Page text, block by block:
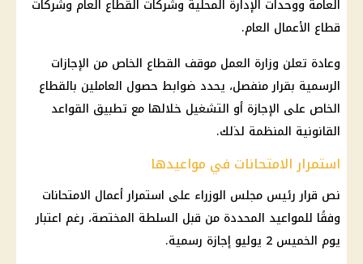
العامة ووحدات الإدارة المحلية وشركات القطاع العام وشركات
قطاع الأعمال العام.
وعادة تعلن وزارة العمل موقف القطاع الخاص من الإجازات
الرسمية بقرار منفصل، يحدد ضوابط حصول العاملين بالقطاع
الخاص على الإجازة أو التشغيل خلالها مع تطبيق القواعد
القانونية المنظمة لذلك.
استمرار الامتحانات في مواعيدها
نص قرار رئيس مجلس الوزراء على استمرار أعمال الامتحانات
وفقًا للمواعيد المحددة من قبل السلطة المختصة، رغم اعتبار
يوم الخميس 2 يوليو
إجازة رسمية.